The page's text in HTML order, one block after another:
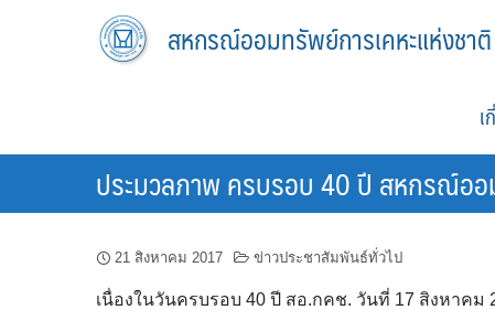
สหกรณ์ออมทรัพย์การเคหะแห่งชา
ประมวลภาพ ครบรอบ 40 ปี สหกรณ์อ
21 สิงหาคม 2017 ข่าวประชาสัมพันธ์ทั่วไป
เนื่องในวันครบรอบ 40 ปี สอ.กคช. วันที่ 17 สิงหาค